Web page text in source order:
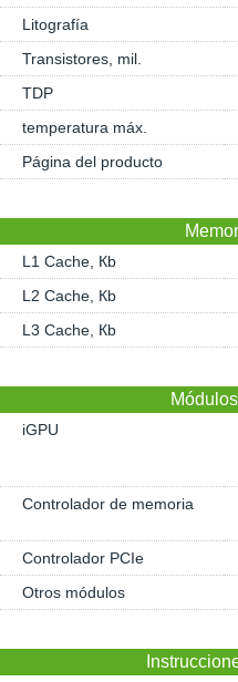
Litografía
Transistores, mil.
TDP
temperatura máx.
Página del producto
L1 Cache, Кb
L2 Cache, Кb
L3 Cache, Кb
iGPU
Controlador de memoria
Controlador PCIe
Otros módulos